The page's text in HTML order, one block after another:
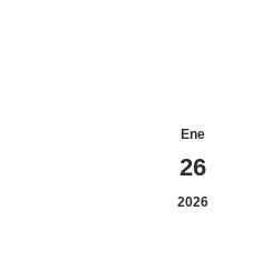
Ene
26
2026